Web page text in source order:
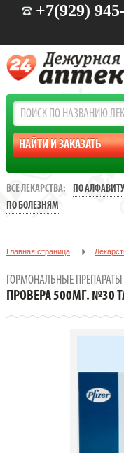
+7(929)
ВСЕ ЛЕКАРСТВА: ПО АЛФАВИТУ
ПО БОЛЕЗНЯМ
Главная страница
ГОРМОНАЛЬНЫЕ ПРЕПАРАТЫ
ПРОВЕРА 500МГ. №30